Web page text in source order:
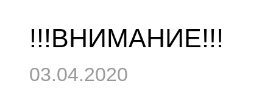
!!!ВНИМАНИЕ!!!
03.04.2020